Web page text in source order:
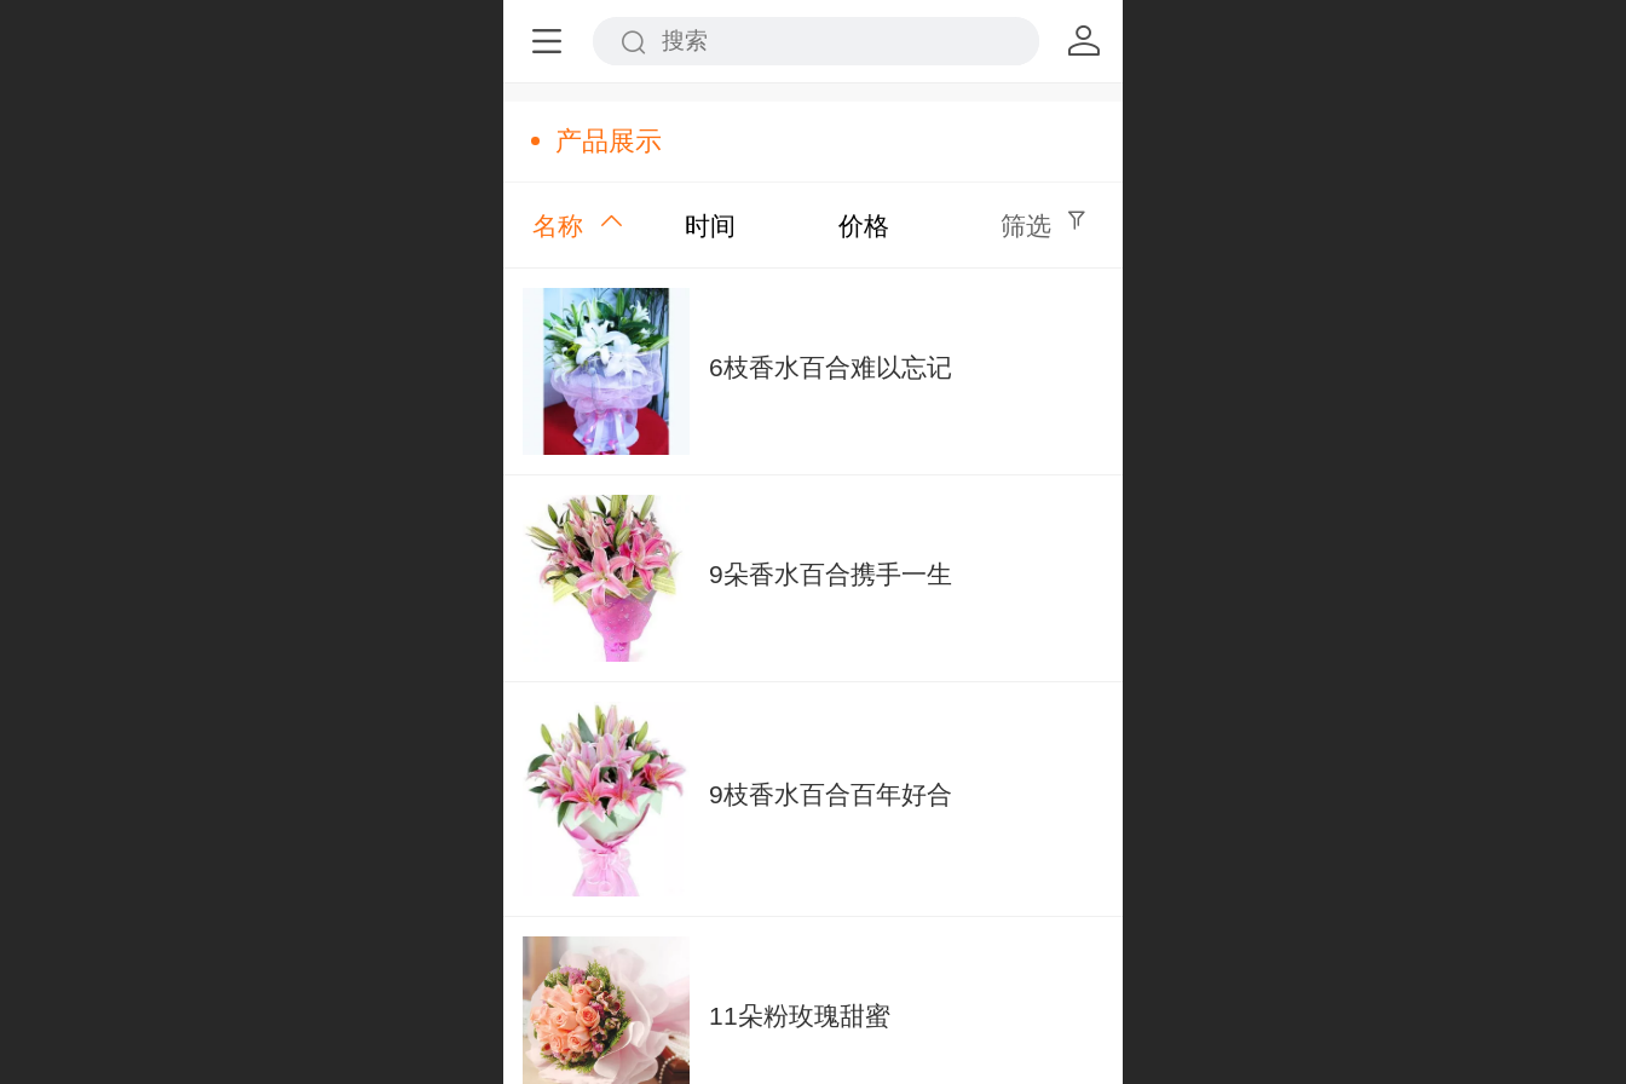
产品展示
名称 时间 价格 筛选
6枝香水百合难以忘记
9朵香水百合携手一生
9枝香水百合百年好合
11朵粉玫瑰甜蜜